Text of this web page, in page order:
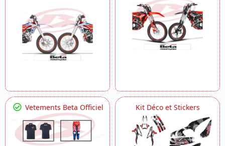
Vetements Beta Officiel Kit Déco et Stickers